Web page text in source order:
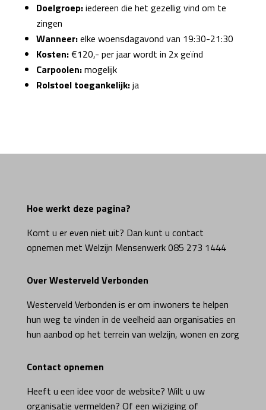
Doelgroep:iedereen die het gezellig vind om te
zingen
Wanneer:elke woensdagavond van 19:30-21:30
Kosten:€120,- per jaar wordt in 2x geïnd
Carpoolen:mogelijk
Rolstoel toegankelijk:ja
Hoe werkt deze pagina?
Komt u er even niet uit? Dan kunt u contact
opnemen met Welzijn Mensenwerk 085 273 1444
Over Westerveld Verbonden
Westerveld Verbonden is er om inwoners te helpen
hun weg te vinden in de veelheid aan organisaties en
hun aanbod op het terrein van welzijn, wonen en zorg
Contact opnemen
Heeft u een idee voor de website? Wilt u uw
organisatie vermelden? Of een wijziging of